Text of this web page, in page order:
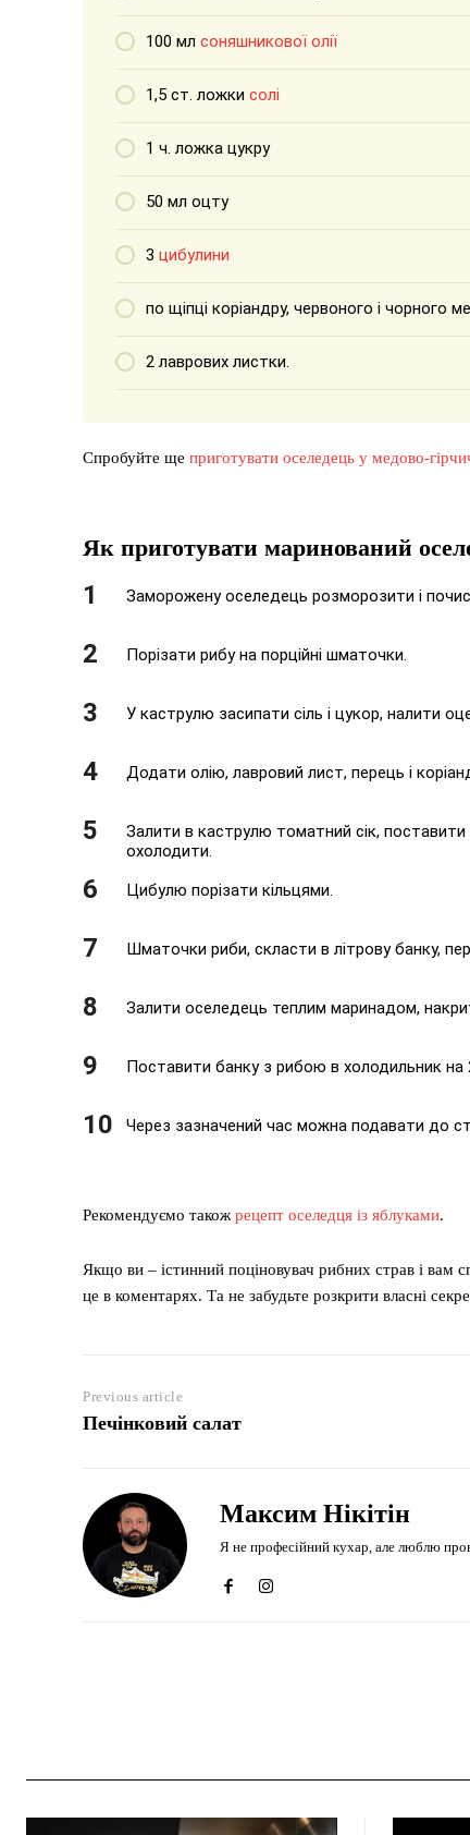
100 мл соняшникової олії
1,5 ст. ложки солі
1 ч. ложка цукру
50 мл оцту
3 цибулини
по щіпці коріандру, червоного і чорного
2 лаврових листки.
Спробуйте ще приготувати оселедець у медово-
Як приготувати маринований
Заморожену оселедець розморозити і
Порізати рибу на порційні шматочки.
У каструлю засипати сіль і цукор, налити
Додати олію, лавровий лист, перець і
Залити в каструлю томатний сік,
охолодити.
Цибулю порізати кільцями.
Шматочки риби, скласти в літрову банку,
Залити оселедець теплим маринадом,
Поставити банку з рибою в холодильник на
Через зазначений час можна подавати до
Рекомендуємо такожрецепт оселедця із яблуками.
Якщо ви – істинний поціновувач рибних страв і вам
це в коментарях. Та не забудьте розкрити власні
Previous article
Печінковий салат
Максим Нікітін
Я не професійний кухар, але люблю